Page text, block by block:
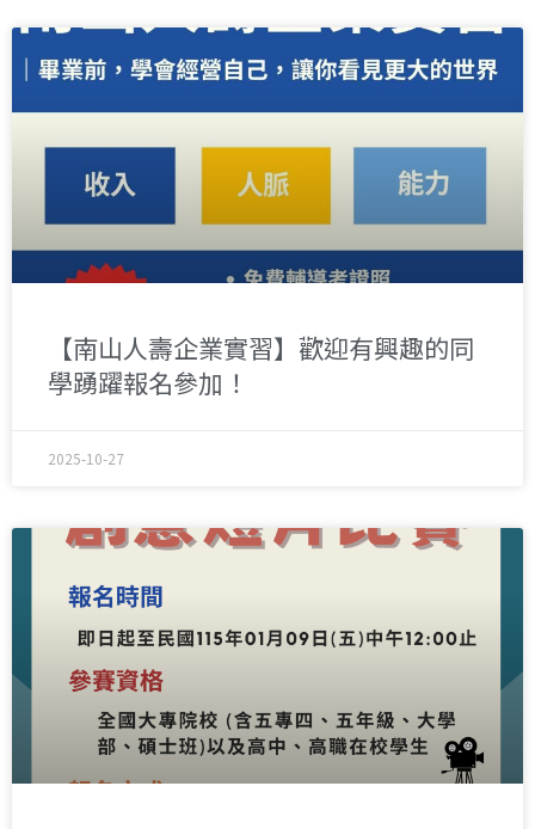
【南山人壽企業實習】歡迎有興趣的同
學踴躍報名參加！
2025-10-27